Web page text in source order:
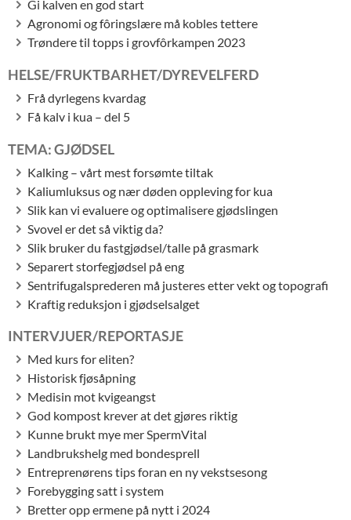
Gi kalven en god start
Agronomi og fôringslære må kobles tettere
Trøndere til topps i grovfôrkampen 2023
HELSE/FRUKTBARHET/DYREVELFERD
Frå dyrlegens kvardag
Få kalv i kua – del 5
TEMA: GJØDSEL
Kalking – vårt mest forsømte tiltak
Kaliumluksus og nær døden oppleving for kua
Slik kan vi evaluere og optimalisere gjødslingen
Svovel er det så viktig da?
Slik bruker du fastgjødsel/talle på grasmark
Separert storfegjødsel på eng
Sentrifugalsprederen må justeres etter vekt og topografi
Kraftig reduksjon i gjødselsalget
INTERVJUER/REPORTASJE
Med kurs for eliten?
Historisk fjøsåpning
Medisin mot kvigeangst
God kompost krever at det gjøres riktig
Kunne brukt mye mer SpermVital
Landbrukshelg med bondesprell
Entreprenørens tips foran en ny vekstsesong
Forebygging satt i system
Bretter opp ermene på nytt i 2024